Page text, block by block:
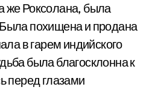
же Роксолана, была
похищена и продана
в гарем индийского
была благосклонна к
перед глазами